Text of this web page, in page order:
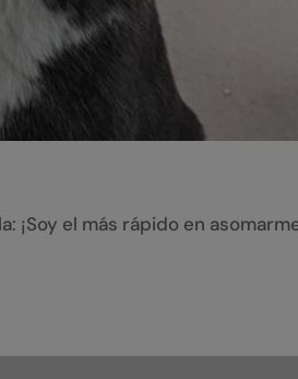
el más rápido en